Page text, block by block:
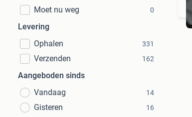
Moet nu weg
0
Levering
Ophalen
331
Verzenden 162
Aangeboden sinds
Vandaag
14
Gisteren 16